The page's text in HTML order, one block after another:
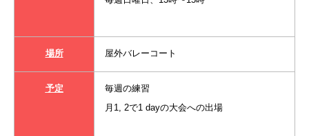
場所 屋外バレーコート
予定
毎週の練習
月1, 2で1 dayの大会への出場